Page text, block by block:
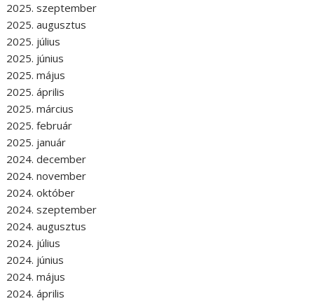
2025. szeptember
2025. augusztus
2025. július
2025. június
2025. május
2025. április
2025. március
2025. február
2025. január
2024. december
2024. november
2024. október
2024. szeptember
2024. augusztus
2024. július
2024. június
2024. május
2024. április